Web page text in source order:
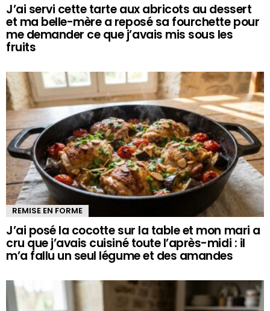
J’ai servi cette tarte aux abricots au dessert
et ma belle-mère a reposé sa fourchette pour
me demander ce que j’avais mis sous les
fruits
REMISE EN FORME
J’ai posé la cocotte sur la table et mon mari a
cru que j’avais cuisiné toute l’après-midi : il
m’a fallu un seul légume et des amandes